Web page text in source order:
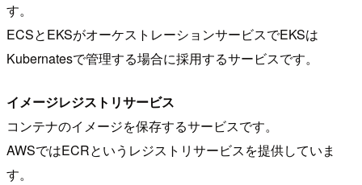
す。
ECSとEKSがオーケストレーションサービスでEKSは
Kubernatesで管理する場合に採用するサービスです。
イメージレジストリサービス
コンテナのイメージを保存するサービスです。
AWSではECRというレジストリサービスを提供していま
す。